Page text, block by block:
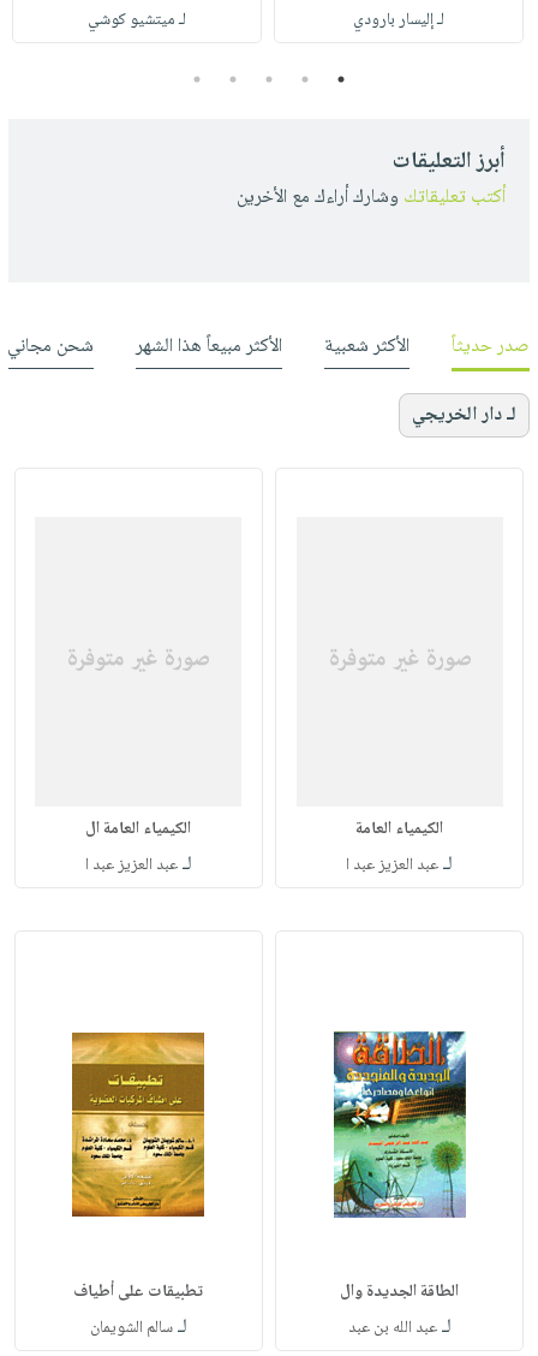
لـ إليسار بارودي لـ ميتشيو كوشي
1
2
3
4
5
أبرز التعليقات
أكتب تعليقاتك وشارك أراءك مع الأخرين
صدر حديثاً الأكثر شعبية الأكثر مبيعاً هذا الشهر شحن مجاني
لـ دار الخريجي
الكيمياء العامة
لـعبد العزيز عبد ا
الكيمياء العامة ال
لـعبد العزيز عبد ا
الطاقة الجديدة وال
لـعبد الله بن عبد
تطبيقات على أطياف
لـسالم الشويمان